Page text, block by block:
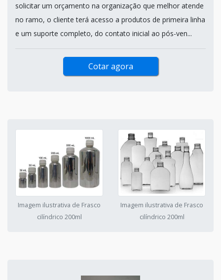
solicitar um orçamento na organização que melhor atende
no ramo, o cliente terá acesso a produtos de primeira linha
e um suporte completo, do contato inicial ao pós-ven...
Cotar agora
Imagem ilustrativa de Frasco
cilíndrico 200ml
Imagem ilustrativa de Frasco
cilíndrico 200ml